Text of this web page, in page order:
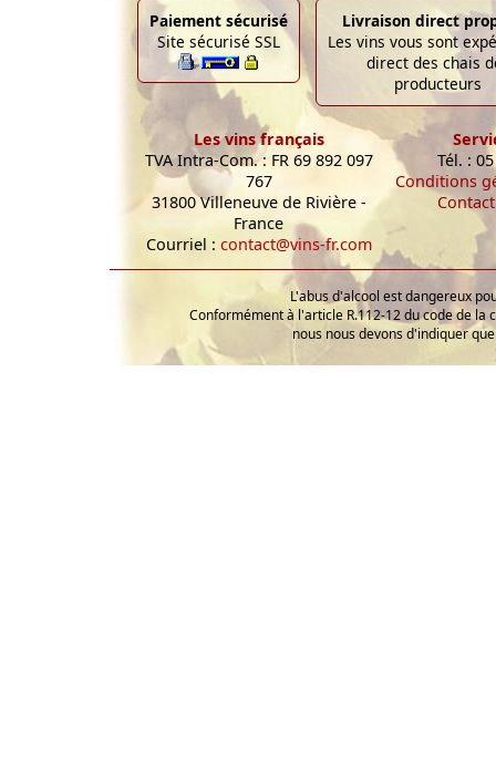
Paiement sécurisé
Site sécurisé SSL
Livraison direct
Les vins vous sont
direct des chais
producteurs
Les vins français
TVA Intra-Com. : FR 69 892 097
767
31800 Villeneuve de Rivière -
France
Courriel : contact@vins-fr.com
Tél. :
Conditions
Contact
L'abus d'alcool est dangereux
Conformément à l'article R.112-12 du code de la
nous nous devons d'indiquer